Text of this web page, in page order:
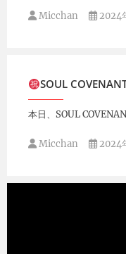
Micchan 2024
SOUL
本日、SOUL
Micchan 2024